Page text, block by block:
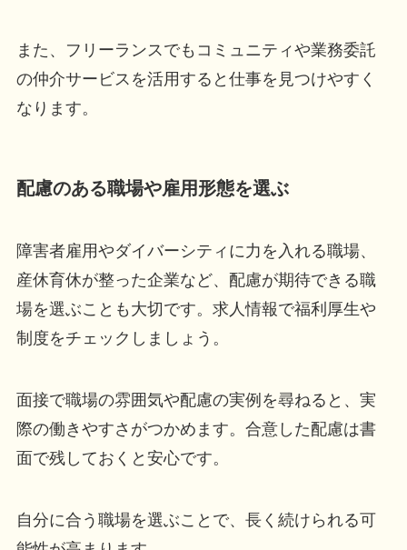
また、フリーランスでもコミュニティや業務委託
の仲介サービスを活用すると仕事を見つけやすく
なります。
配慮のある職場や雇用形態を選ぶ
障害者雇用やダイバーシティに力を入れる職場、
産休育休が整った企業など、配慮が期待できる職
場を選ぶことも大切です。求人情報で福利厚生や
制度をチェックしましょう。
面接で職場の雰囲気や配慮の実例を尋ねると、実
際の働きやすさがつかめます。合意した配慮は書
面で残しておくと安心です。
自分に合う職場を選ぶことで、長く続けられる可